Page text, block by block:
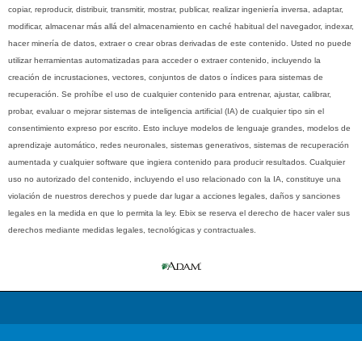
copiar, reproducir, distribuir, transmitir, mostrar, publicar, realizar ingeniería inversa, adaptar,
modificar, almacenar más allá del almacenamiento en caché habitual del navegador, indexar,
hacer minería de datos, extraer o crear obras derivadas de este contenido. Usted no puede
utilizar herramientas automatizadas para acceder o extraer contenido, incluyendo la
creación de incrustaciones, vectores, conjuntos de datos o índices para sistemas de
recuperación. Se prohíbe el uso de cualquier contenido para entrenar, ajustar, calibrar,
probar, evaluar o mejorar sistemas de inteligencia artificial (IA) de cualquier tipo sin el
consentimiento expreso por escrito. Esto incluye modelos de lenguaje grandes, modelos de
aprendizaje automático, redes neuronales, sistemas generativos, sistemas de recuperación
aumentada y cualquier software que ingiera contenido para producir resultados. Cualquier
uso no autorizado del contenido, incluyendo el uso relacionado con la IA, constituye una
violación de nuestros derechos y puede dar lugar a acciones legales, daños y sanciones
legales en la medida en que lo permita la ley. Ebix se reserva el derecho de hacer valer sus
derechos mediante medidas legales, tecnológicas y contractuales.